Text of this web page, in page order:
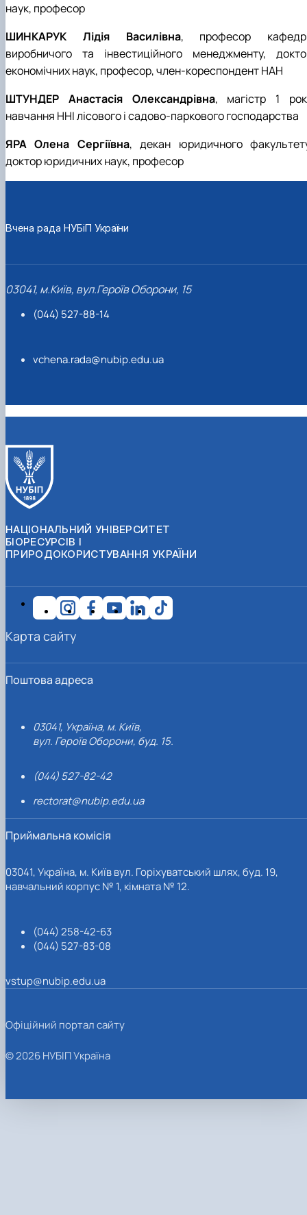
наук, професор
ШИНКАРУК Лідія Василівна, професор
виробничого та інвестиційного менеджменту,
економічних наук, професор, член-кореспондент НАН
ШТУНДЕР Анастасія Олександрівна, магістр 1
навчання ННІ лісового і садово-паркового господарства
ЯРА Олена Сергіївна, декан юридичного
доктор юридичних наук, професор
Вчена рада НУБіП України
03041, м.Київ, вул.Героїв Оборони, 15
(044) 527-88-14
vchena.rada@nubip.edu.ua
НАЦІОНАЛЬНИЙ УНІВЕРСИТЕТ
БІОРЕСУРСІВ І
ПРИРОДОКОРИСТУВАННЯ УКРАЇНИ
Поштова адреса
03041, Україна, м. Київ,
вул. Героїв Оборони, буд. 15.
(044) 527-82-42
rectorat@nubip.edu.ua
Приймальна комісія
03041, Україна, м. Київ вул. Горіхуватський шлях, буд. 19,
навчальний корпус № 1, кімната № 12.
(044) 258-42-63
(044) 527-83-08
vstup@nubip.edu.ua
Карта сайту
Офіційний портал сайту
© 2026 НУБІП Україна